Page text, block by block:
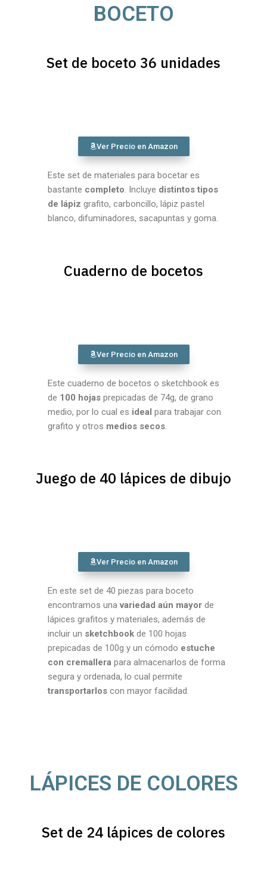
BOCETO
Set de boceto 36 unidades
Ver Precio en Amazon
Este set de materiales para bocetar es
bastante completo. Incluye distintos tipos
de lápiz grafito, carboncillo, lápiz pastel
blanco, difuminadores, sacapuntas y goma.
Cuaderno de bocetos
Ver Precio en Amazon
Este cuaderno de bocetos o sketchbook es
de 100 hojas prepicadas de 74g, de grano
medio, por lo cual es ideal para trabajar con
grafito y otros medios secos.
Juego de 40 lápices de dibujo
Ver Precio en Amazon
En este set de 40 piezas para boceto
encontramos unavariedad aún mayor de
lápices grafitos y materiales, además de
incluir un sketchbook de 100 hojas
prepicadas de 100g y un cómodo estuche
con cremallera para almacenarlos de forma
segura y ordenada, lo cual permite
transportarlos con mayor facilidad.
LÁPICES DE COLORES
Set de 24 lápices de colores